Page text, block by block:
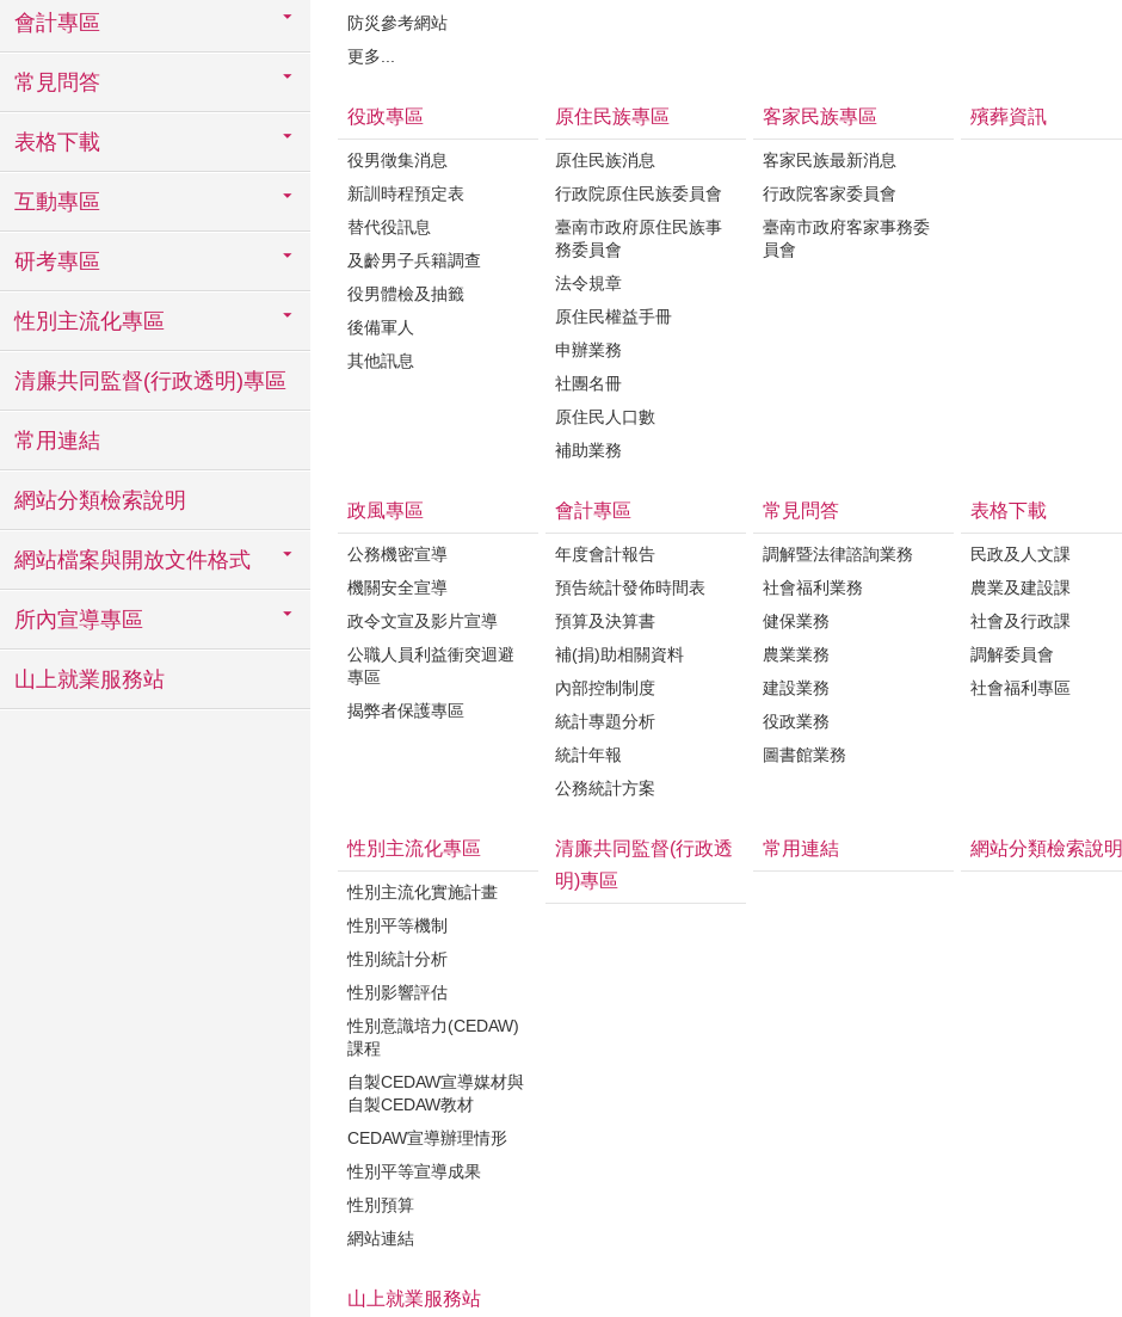
會計專區
常見問答
表格下載
互動專區
研考專區
性別主流化專區
清廉共同監督(行政透明)專區
常用連結
網站分類檢索說明
網站檔案與開放文件格式
所內宣導專區
山上就業服務站
防災參考網站
更多...
役政專區
役男徵集消息
新訓時程預定表
替代役訊息
及齡男子兵籍調查
役男體檢及抽籤
後備軍人
其他訊息
原住民族專區
原住民族消息
行政院原住民族委員會
臺南市政府原住民族事
務委員會
法令規章
原住民權益手冊
申辦業務
社團名冊
原住民人口數
補助業務
客家民族專區
客家民族最新消息
行政院客家委員會
臺南市政府客家事務委
員會
殯葬資訊
政風專區
公務機密宣導
機關安全宣導
政令文宣及影片宣導
公職人員利益衝突迴避
專區
揭弊者保護專區
會計專區
年度會計報告
預告統計發佈時間表
預算及決算書
補(捐)助相關資料
內部控制制度
統計專題分析
統計年報
公務統計方案
常見問答
調解暨法律諮詢業務
社會福利業務
健保業務
農業業務
建設業務
役政業務
圖書館業務
表格下載
民政及人文課
農業及建設課
社會及行政課
調解委員會
社會福利專區
性別主流化專區
性別主流化實施計畫
性別平等機制
性別統計分析
性別影響評估
性別意識培力(CEDAW)
課程
自製CEDAW宣導媒材與
自製CEDAW教材
CEDAW宣導辦理情形
性別平等宣導成果
性別預算
網站連結
清廉共同監督(行政透
明)專區
常用連結 網站分類檢索說明
山上就業服務站